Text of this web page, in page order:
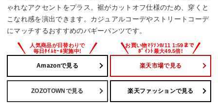
ゃれなアクセントをプラス。裾がカットオフ仕様のため、穿くと
こなれ感を演出できます。カジュアルコーデやストリートコーデ
にマッチするおすすめのバギーパンツです。
Amazonで見る 楽天市場で見る
ZOZOTOWNで見る 楽天ファッションで見る